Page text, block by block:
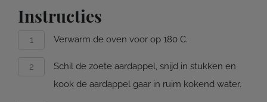
Instructies
Verwarm de oven voor op 180 C.
Schil de zoete aardappel, snijd in stukken en
kook de aardappel gaar in ruim kokend water.